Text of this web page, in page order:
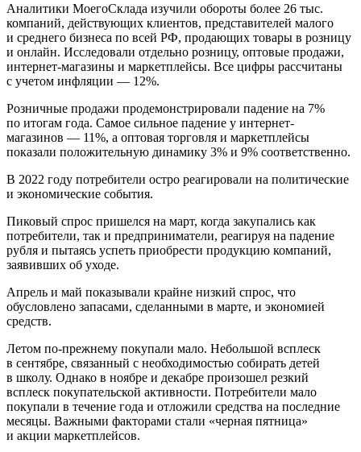
Аналитики МоегоСклада изучили обороты более 26 тыс.
компаний, действующих клиентов, представителей малого
и среднего бизнеса по всей РФ, продающих товары в розницу
и онлайн. Исследовали отдельно розницу, оптовые продажи,
интернет-магазины и маркетплейсы. Все цифры рассчитаны
с учетом инфляции — 12%.
Розничные продажи продемонстрировали падение на 7%
по итогам года. Самое сильное падение у интернет-
магазинов — 11%, а оптовая торговля и маркетплейсы
показали положительную динамику 3% и 9% соответственно.
В 2022 году потребители остро реагировали на политические
и экономические события.
Пиковый спрос пришелся на март, когда закупались как
потребители, так и предприниматели, реагируя на падение
рубля и пытаясь успеть приобрести продукцию компаний,
заявивших об уходе.
Апрель и май показывали крайне низкий спрос, что
обусловлено запасами, сделанными в марте, и экономией
средств.
Летом по-прежнему покупали мало. Небольшой всплеск
в сентябре, связанный с необходимостью собирать детей
в школу. Однако в ноябре и декабре произошел резкий
всплеск покупательской активности. Потребители мало
покупали в течение года и отложили средства на последние
месяцы. Важными факторами стали «черная пятница»
и акции маркетплейсов.